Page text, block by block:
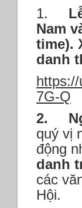
1.
Nam
time).
danh
7G-Q
2.
quý vị
động
danh
các
Hội.